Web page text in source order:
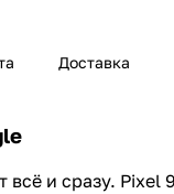
Доставка
всё и сразу.